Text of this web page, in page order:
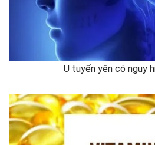
U tuyến yên có nguy